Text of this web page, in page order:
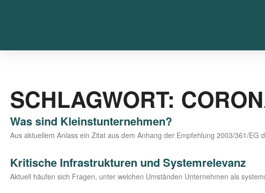
SCHLAGWORT:
Was sind Kleinstunternehmen?
Aus aktu­el­lem Anlass ein Zitat aus dem Anhang der Emp­feh­lung 2003/361/
Kritische Infrastrukturen und Systemrelevanz
Aktu­ell häu­fen sich Fra­gen, unter wel­chen Umstän­den Unter­neh­men als